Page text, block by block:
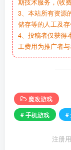
期技术服务，(收
3、本站所有资源
储存等的人工及
4、投稿者仅获得
工费用为推广者与
魔改游戏
# 手机游戏
#
注册